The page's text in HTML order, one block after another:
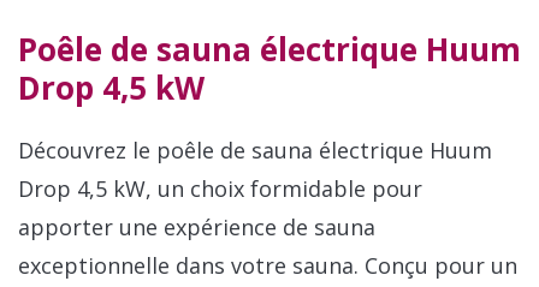
Poêle de sauna électrique Huum
Drop 4,5 kW
Découvrez le poêle de sauna électrique Huum
Drop 4,5 kW, un choix formidable pour
apporter une expérience de sauna
exceptionnelle dans votre sauna. Conçu pour un